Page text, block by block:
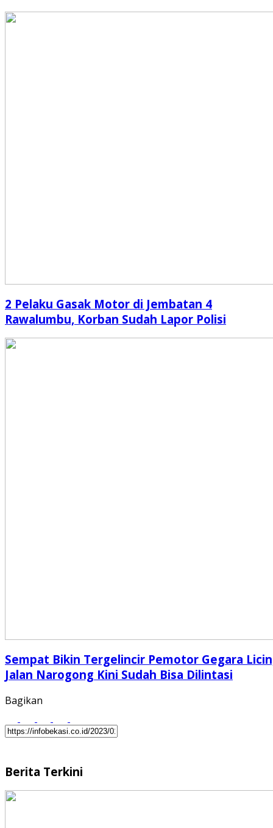
2 Pelaku Gasak Motor di Jembatan 4
Rawalumbu, Korban Sudah Lapor Polisi
Sempat Bikin Tergelincir Pemotor Gegara
Jalan Narogong Kini Sudah Bisa Dilintasi
Bagikan
Berita Terkini